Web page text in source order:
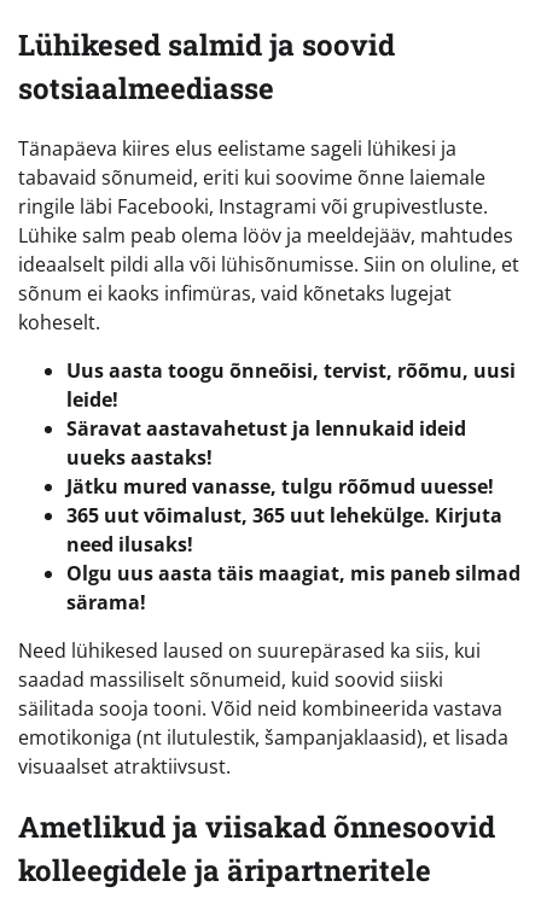
Lühikesed salmid ja soovid
sotsiaalmeediasse
Tänapäeva kiires elus eelistame sageli lühikesi ja
tabavaid sõnumeid, eriti kui soovime õnne laiemale
ringile läbi Facebooki, Instagrami või grupivestluste.
Lühike salm peab olema lööv ja meeldejääv, mahtudes
ideaalselt pildi alla või lühisõnumisse. Siin on oluline, et
sõnum ei kaoks infimüras, vaid kõnetaks lugejat
koheselt.
Uus aasta toogu õnneõisi, tervist, rõõmu, uusi
leide!
Säravat aastavahetust ja lennukaid ideid
uueks aastaks!
Jätku mured vanasse, tulgu rõõmud uuesse!
365 uut võimalust, 365 uut lehekülge. Kirjuta
need ilusaks!
Olgu uus aasta täis maagiat, mis paneb silmad
särama!
Need lühikesed laused on suurepärased ka siis, kui
saadad massiliselt sõnumeid, kuid soovid siiski
säilitada sooja tooni. Võid neid kombineerida vastava
emotikoniga (nt ilutulestik, šampanjaklaasid), et lisada
visuaalset atraktiivsust.
Ametlikud ja viisakad õnnesoovid
kolleegidele ja äripartneritele